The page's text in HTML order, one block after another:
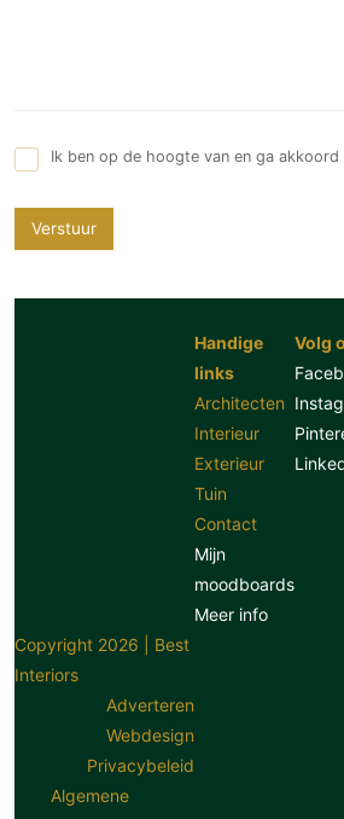
Ik ben op de hoogte van en ga akkoord
Verstuur
Handige
links
Architecten
Interieur
Exterieur
Tuin
Contact
Mijn
moodboards
Meer info
Volg
Copyright 2026 | Best
Interiors
Adverteren
Webdesign
Privacybeleid
Algemene